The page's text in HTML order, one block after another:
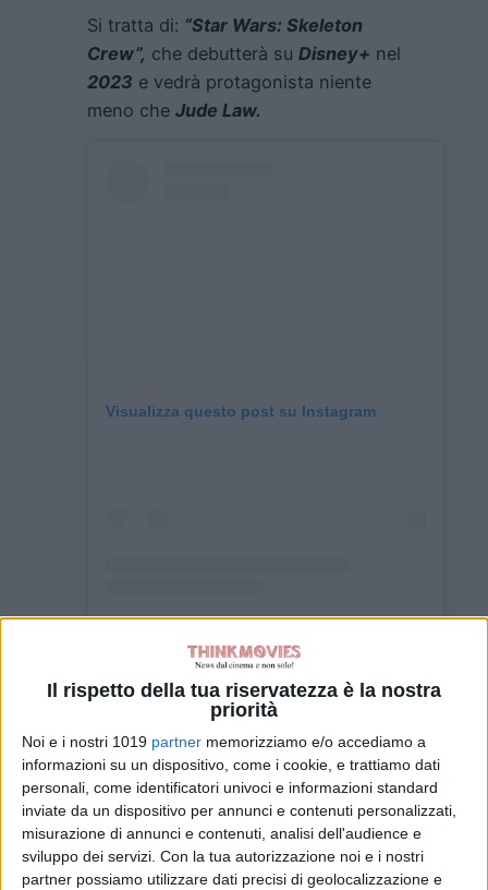
Il rispetto della tua riservatezza è la nostra
priorità
Noi e i nostri 1019 partner memorizziamo e/o accediamo a
informazioni su un dispositivo, come i cookie, e trattiamo dati
personali, come identificatori univoci e informazioni standard
inviate da un dispositivo per annunci e contenuti personalizzati,
misurazione di annunci e contenuti, analisi dell'audience e
sviluppo dei servizi. Con la tua autorizzazione noi e i nostri
partner possiamo utilizzare dati precisi di geolocalizzazione e
Si tratta di: “Star Wars: Skeleton
Crew”, che debutterà su Disney+ nel
2023 e vedrà protagonista niente
meno che Jude Law.
Visualizza questo post su Instagram
Ad annunciare loshowJon Wattse
Christopher Ford
, i quali sono a
lavoro sulla sceneggiatura e si
occuperanno della produzione
esecutiva assieme aJon Favreaue
Dave Filoni . Al momento, non sono
stati diffusi ulteriori dettagli, non